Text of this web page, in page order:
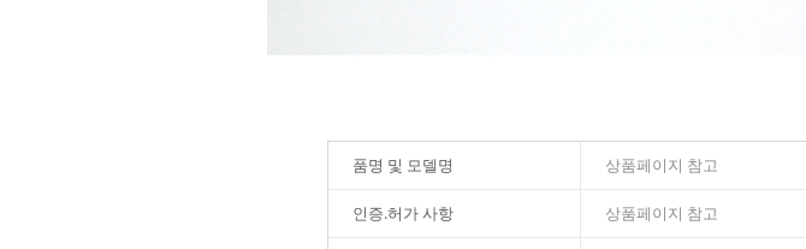
품명 및 모델명 상품페이지 참고
인증.허가 사항 상품페이지 참고